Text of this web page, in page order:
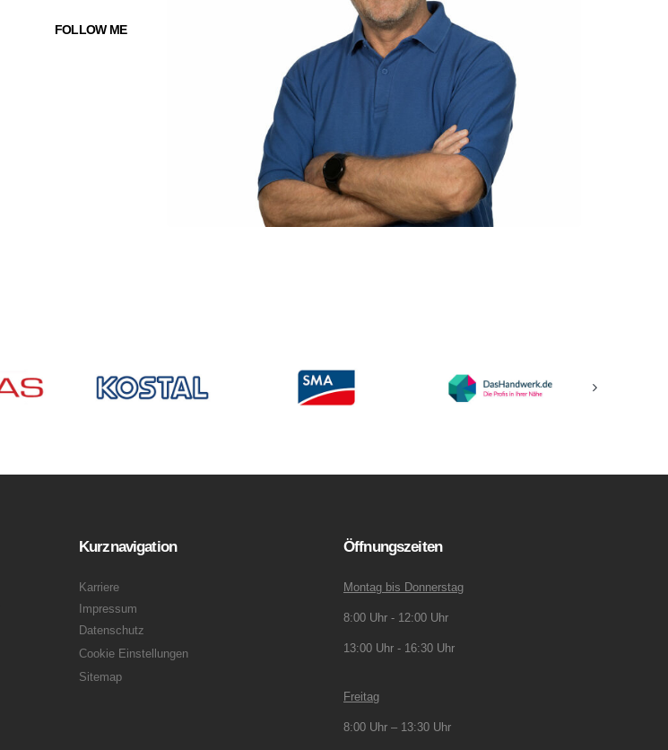
FOLLOW ME
Kurznavigation
Karriere
Impressum
Datenschutz
Cookie Einstellungen
Sitemap
Öffnungszeiten
Montag bis Donnerstag
8:00 Uhr - 12:00 Uhr
13:00 Uhr - 16:30 Uhr
Freitag
8:00 Uhr – 13:30 Uhr